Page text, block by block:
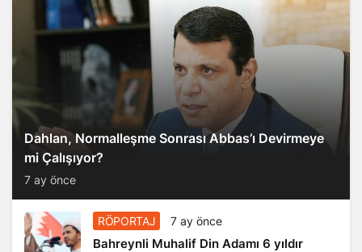
Dahlan, Normalleşme Sonrası Abbas’ı Devirmeye
mi Çalışıyor?
7 ay önce
RÖPORTAJ 7 ay önce
Bahreynli Muhalif Din Adamı 6 yıldır